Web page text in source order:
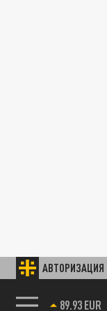
АВТОРИЗАЦИЯ
89.93 EUR